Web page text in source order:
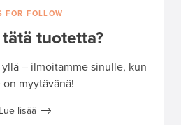
FOR FOLLOW
tuotetta?
– ilmoitamme sinulle, kun
myytävänä!
Lue lisää